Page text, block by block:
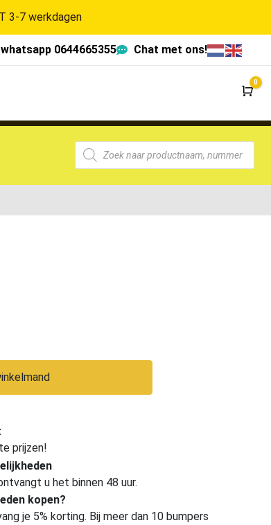
3-7 werkdagen
whatsapp 0644665355 Chat met ons!
0
prijzen!
u het binnen 48 uur.
kopen?
je 5% korting. Bij meer dan 10 bumpers